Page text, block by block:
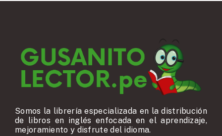
Somos la librería especializada en la distribución
de libros en inglés enfocada en el aprendizaje,
mejoramiento y disfrute del idioma.